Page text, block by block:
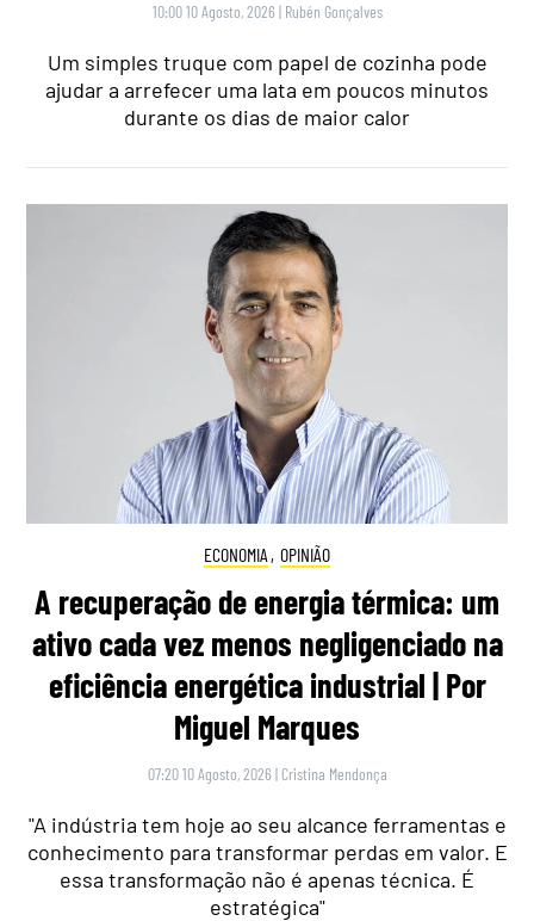
10:00 10 Agosto, 2026 | Rubén Gonçalves
Um simples truque com papel de cozinha pode
ajudar a arrefecer uma lata em poucos minutos
durante os dias de maior calor
ECONOMIA , OPINIÃO
A recuperação de energia térmica: um
ativo cada vez menos negligenciado na
eficiência energética industrial | Por
Miguel Marques
07:20 10 Agosto, 2026 | Cristina Mendonça
"A indústria tem hoje ao seu alcance ferramentas e
conhecimento para transformar perdas em valor. E
essa transformação não é apenas técnica. É
estratégica"